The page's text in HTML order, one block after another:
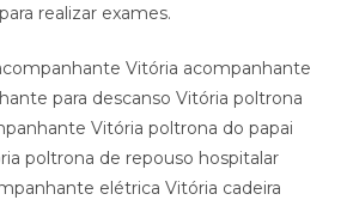
realizar exames.
Vitória acompanhante
para descanso Vitória poltrona
Vitória poltrona do papai
poltrona de repouso hospitalar
elétrica Vitória cadeira